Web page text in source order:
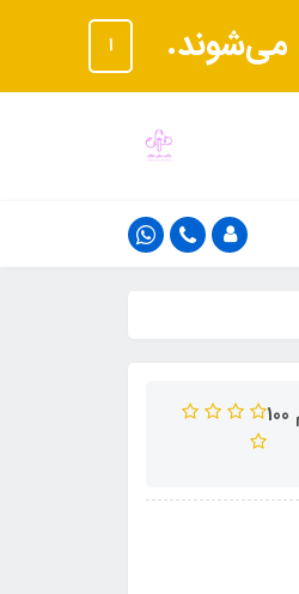
ا
عطر ادکلن اسپرت اسنتریک مولکول 02 جانوین (Johnwin Escentric Molecules 02) حجم 100